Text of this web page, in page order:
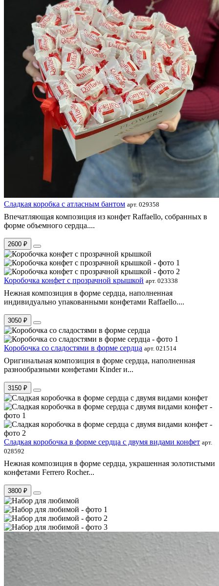
Сладкая коробка с атласным бантом арт. 029358
Впечатляющая композиция из конфет Raffaello, собранных в
форме объемного сердца....
2600 ₽
Коробочка конфет с прозрачной крышкой арт. 023338
Нежная композиция в форме сердца, наполненная
индивидуально упакованными конфетами Raffaello....
3050 ₽
Коробочка со сладостями в форме сердца арт. 021514
Оригинальная композиция в форме сердца, наполненная
разнообразными конфетами Kinder и...
3150 ₽
Сладкая коробочка в форме сердца с двумя видами конфет арт.
028592
Нежная композиция в форме сердца, украшенная золотистыми
конфетами Ferrero Rocher...
3800 ₽